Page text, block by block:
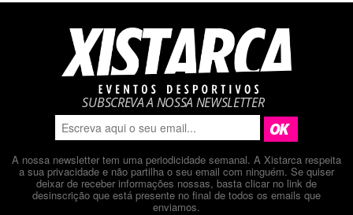
SUBSCREVA A NOSSA NEWSLETTER
A nossa newsletter tem uma periodicidade semanal. A Xistarca respeita
a sua privacidade e não partilha o seu email com ninguém. Se quiser
deixar de receber informações nossas, basta clicar no link de
desinscrição que está presente no final de todos os emails que
enviamos.